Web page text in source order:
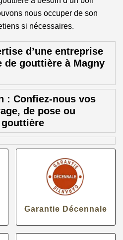
nous occuper de son
si nécessaires.
d’une entreprise
gouttière à Magny
: Confiez-nous vos
de pose ou
Garantie Décennale